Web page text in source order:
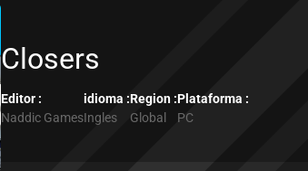
Closers
Editor :
Naddic Games
idioma :
Ingles
Region :
Global
Plataforma :
PC